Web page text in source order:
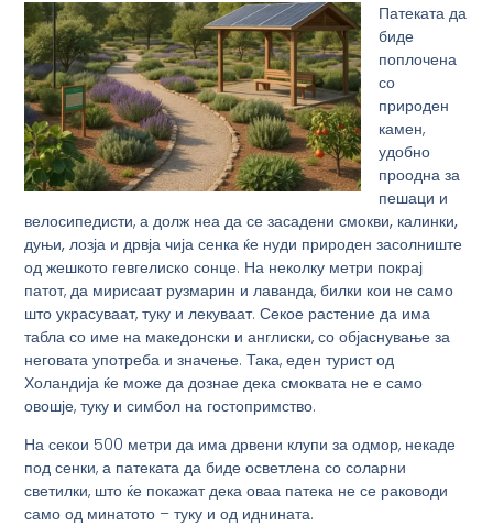
Патеката да
биде
поплочена
со
природен
камен,
удобно
проодна за
пешаци и
велосипедисти, а долж неа да се засаденисмокви, калинки,
дуњи, лозја и дрвја чија сенка ќе нуди природен засолниште
од жешкото гевгелиско сонце. На неколку метри покрај
патот, да мирисаат рузмарин и лаванда, билки кои не само
што украсуваат, туку и лекуваат. Секое растение да има
табла со име на македонски и англиски, со објаснување за
неговата употреба и значење. Така, еден турист од
Холандија ќе може да дознае дека смоквата не е само
овошје, туку и симбол на гостопримство.
На секои 500 метри да имадрвени клупи за одмор, некаде
под сенки, а патеката да биде осветлена сосоларни
светилки, што ќе покажат дека оваа патека не се раководи
само од минатото – туку и од иднината.